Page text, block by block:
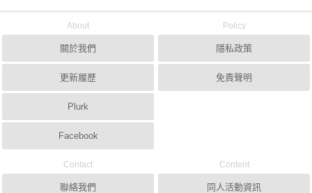
About
關於我們
更新履歷
Plurk
Facebook
Policy
隱私政策
免責聲明
Contact
聯絡我們
Content
同人活動資訊